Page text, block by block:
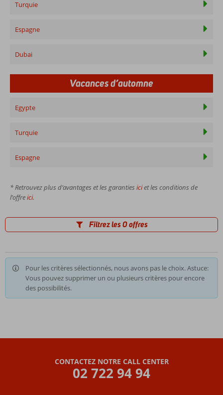
Turquie
Espagne
Dubai
Vacances d’automne
Egypte
Turquie
Espagne
* Retrouvez plus d’avantages et les garanties iciet les conditions de
l’offreici.
Filtrez les 0 offres
Pour les critères sélectionnés, nous avons pas le choix. Astuce:
Vous pouvez supprimer un ou plusieurs critères pour encore
des possibilités.
CONTACTEZ NOTRE CALL CENTER
02 722 94 94